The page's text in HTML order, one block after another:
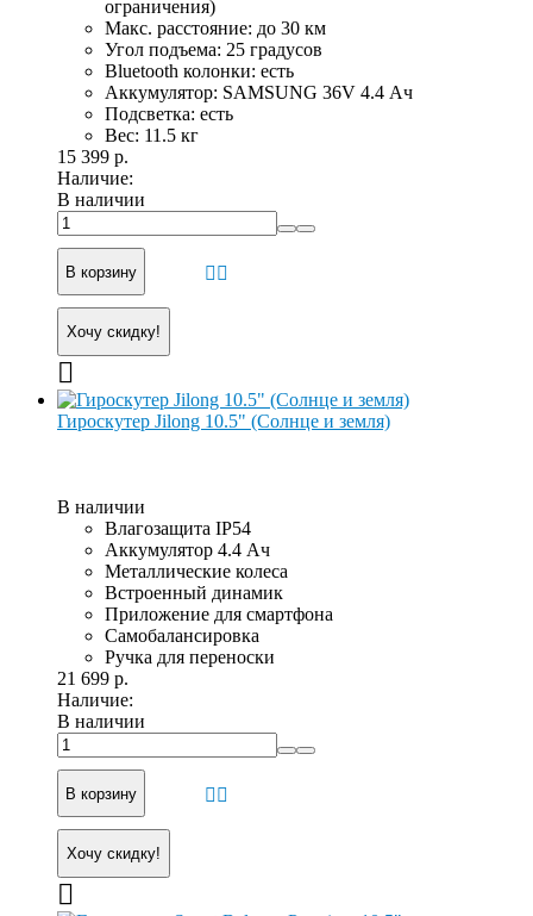
ограничения)
Макс. расстояние: до 30 км
Угол подъема: 25 градусов
Bluetooth колонки: есть
Аккумулятор: SAMSUNG 36V 4.4 Ач
Подсветка: есть
Вес: 11.5 кг
15 399 р.
Наличие:
В наличии
В корзину
Хочу скидку!
Гироскутер Jilong 10.5" (Солнце и земля)
В наличии
Влагозащита IP54
Аккумулятор 4.4 Ач
Металлические колеса
Встроенный динамик
Приложение для смартфона
Самобалансировка
Ручка для переноски
21 699 р.
Наличие:
В наличии
В корзину
Хочу скидку!